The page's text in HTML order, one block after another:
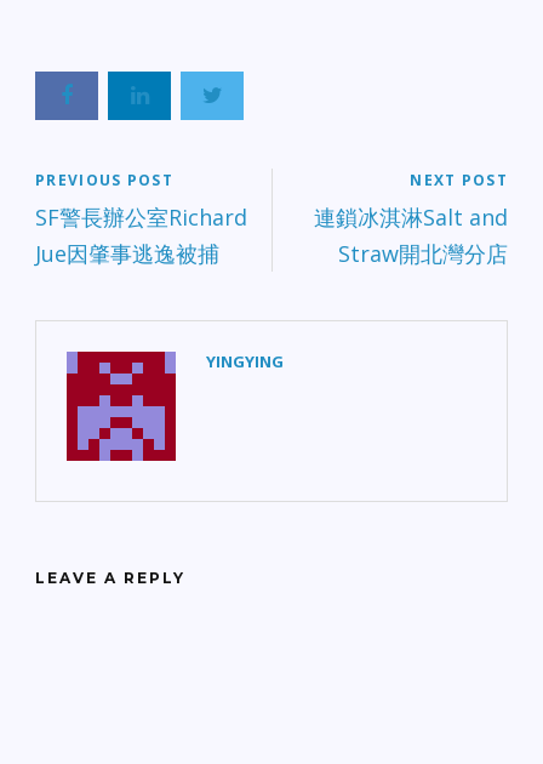
PREVIOUS POST
SF警長辦公室Richard
Jue因肇事逃逸被捕
NEXT POST
連鎖冰淇淋Salt and
Straw開北灣分店
YINGYING
LEAVE A REPLY